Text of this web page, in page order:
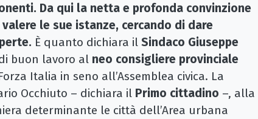
Da qui la netta e profonda convinzione
le sue istanze, cercando di dare
È quanto dichiara il Sindaco Giuseppe
buon lavoro al neo consigliere provinciale
Italia in seno all’Assemblea civica. La
Occhiuto – dichiara il Primo cittadino –, alla
determinante le città dell’Area urbana